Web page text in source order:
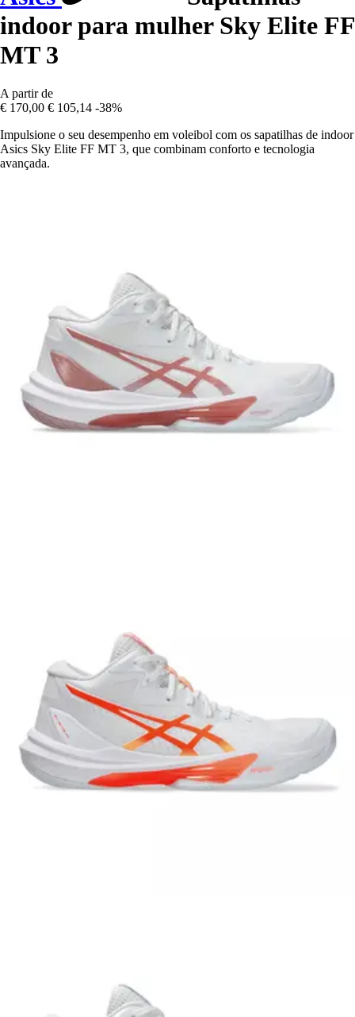
indoor para mulher Sky Elite FF
MT 3
A partir de
€ 170,00 € 105,14 -38%
Impulsione o seu desempenho em voleibol com os sapatilhas de indoor
Asics Sky Elite FF MT 3, que combinam conforto e tecnologia
avançada.